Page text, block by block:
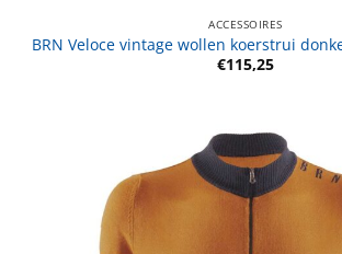
ACCESSOIRES
BRN Veloce vintage wollen koerstrui
€115,25